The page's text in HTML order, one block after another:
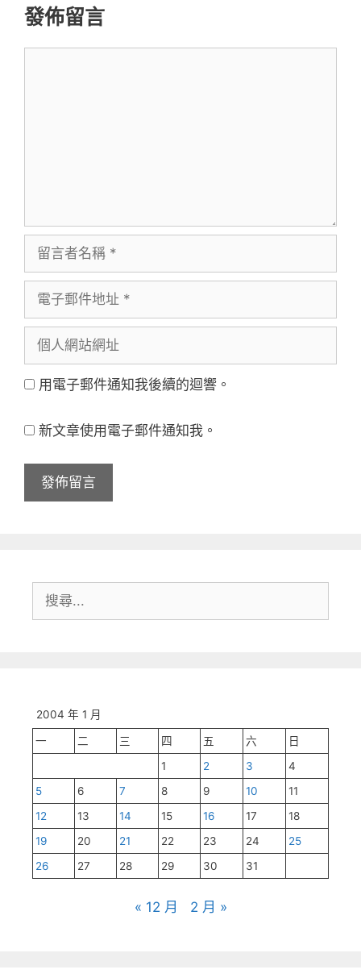
發佈留言
言
名
子
件
地
人
網
網
用電子郵件通知我後續的迴響。
新文章使用電子郵件通知我。
尋:
2004 年 1 月
一 二 三 四 五 六
日
1
2 3
4
5
6 7 8 9 10
11
12
13 14 15 16 17
18
19
20 21 22 23 24
25
26
27 28 29 30 31
« 12 月 2 月 »